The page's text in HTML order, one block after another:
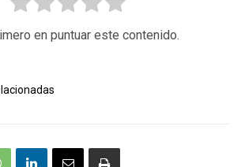
en puntuar este contenido.